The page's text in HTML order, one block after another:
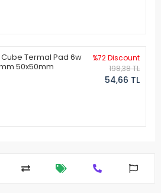
Termal Pad 6w
50x50mm
%72 Discount
198,38 TL
54,66 TL